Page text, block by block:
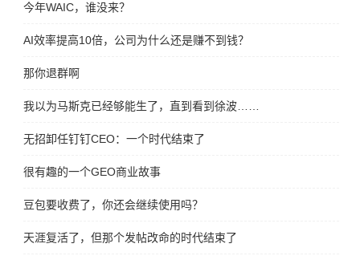
今年WAIC，谁没来？
AI效率提高10倍，公司为什么还是赚不到钱？
那你退群啊
我以为马斯克已经够能生了，直到看到徐波……
无招卸任钉钉CEO：一个时代结束了
很有趣的一个GEO商业故事
豆包要收费了，你还会继续使用吗？
天涯复活了，但那个发帖改命的时代结束了